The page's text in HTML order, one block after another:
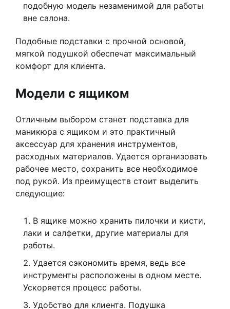
подобную модель незаменимой для работы
вне салона.
Подобные подставки с прочной основой,
мягкой подушкой обеспечат максимальный
комфорт для клиента.
Модели с ящиком
Отличным выбором станет подставка для
маникюра с ящиком и это практичный
аксессуар для хранения инструментов,
расходных материалов. Удается организовать
рабочее место, сохранить все необходимое
под рукой. Из преимуществ стоит выделить
следующие:
В ящике можно хранить пилочки и кисти,
лаки и салфетки, другие материалы для
работы.
Удается сэкономить время, ведь все
инструменты расположены в одном месте.
Ускоряется процесс работы.
Удобство для клиента. Подушка